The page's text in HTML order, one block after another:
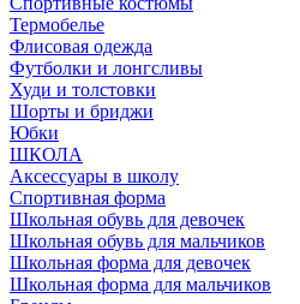
Термобелье
Флисовая одежда
Футболки и лонгсливы
Худи и толстовки
Шорты и бриджи
Юбки
ШКОЛА
Аксессуары в школу
Спортивная форма
Школьная обувь для девочек
Школьная обувь для мальчиков
Школьная форма для девочек
Школьная форма для мальчиков